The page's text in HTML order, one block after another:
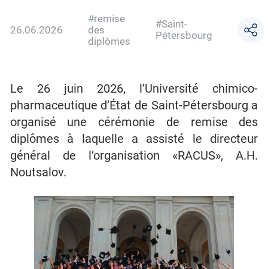
26.06.2026
#remise
des
diplômes
#Saint-
Pétersbourg
Le 26 juin 2026, l’Université chimico-
pharmaceutique d’État de Saint-Pétersbourg a
organisé une cérémonie de remise des
diplômes à laquelle a assisté le directeur
général de l’organisation «RACUS», A.H.
Noutsalov.